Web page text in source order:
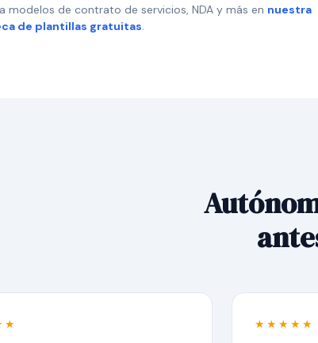
modelos de contrato de servicios, NDA y más en nuestra
de plantillas gratuitas.
★★★★★